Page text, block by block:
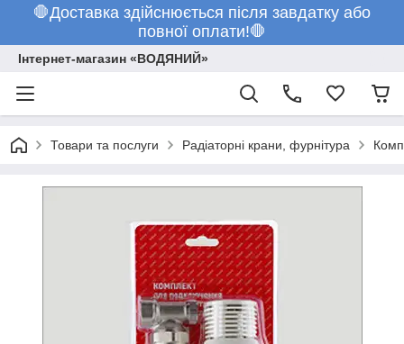
🛑Доставка здійснюється після завдатку або
повної оплати!🛑
Інтернет-магазин «ВОДЯНИЙ»
Товари та послуги Радіаторні крани, фурнітура